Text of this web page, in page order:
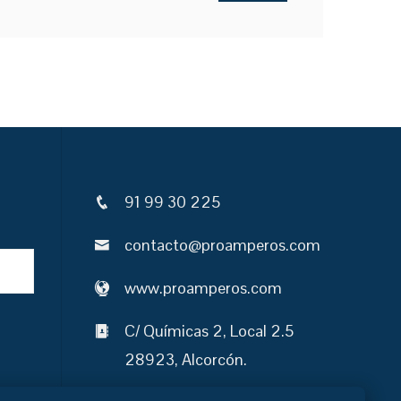
91 99 30 225
contacto@proamperos.com
www.proamperos.com
C/ Químicas 2, Local 2.5
28923, Alcorcón.